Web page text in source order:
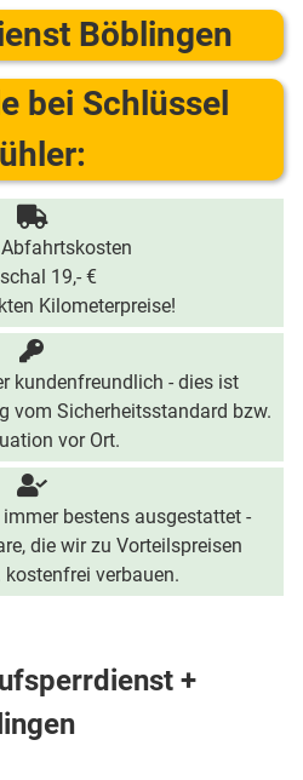
Böblingen
bei Schlüssel
19,- €
Kilometerpreise!
kundenfreundlich - dies ist
vom Sicherheitsstandard bzw.
vor Ort.
bestens ausgestattet -
die wir zu Vorteilspreisen
kostenfrei verbauen.
+